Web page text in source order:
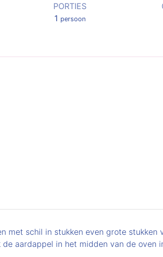
PORTIES
1 persoon
met schil in stukken even grote stukken
aardappel in het midden van de oven